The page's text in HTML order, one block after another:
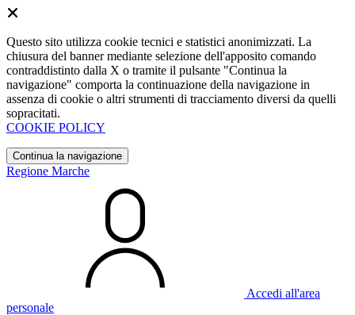
Questo sito utilizza cookie tecnici e statistici anonimizzati. La
chiusura del banner mediante selezione dell'apposito comando
contraddistinto dalla X o tramite il pulsante "Continua la
navigazione" comporta la continuazione della navigazione in
assenza di cookie o altri strumenti di tracciamento diversi da quelli
sopracitati.
COOKIE POLICY
Continua la navigazione
Regione Marche
Accedi all'area
personale